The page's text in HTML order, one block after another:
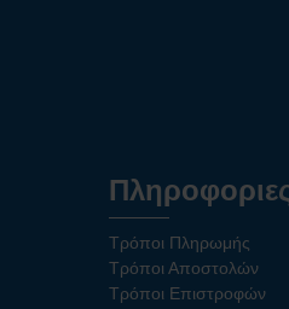
Τρόποι Πληρωμής
Τρόποι Αποστολών
Τρόποι Επιστροφών